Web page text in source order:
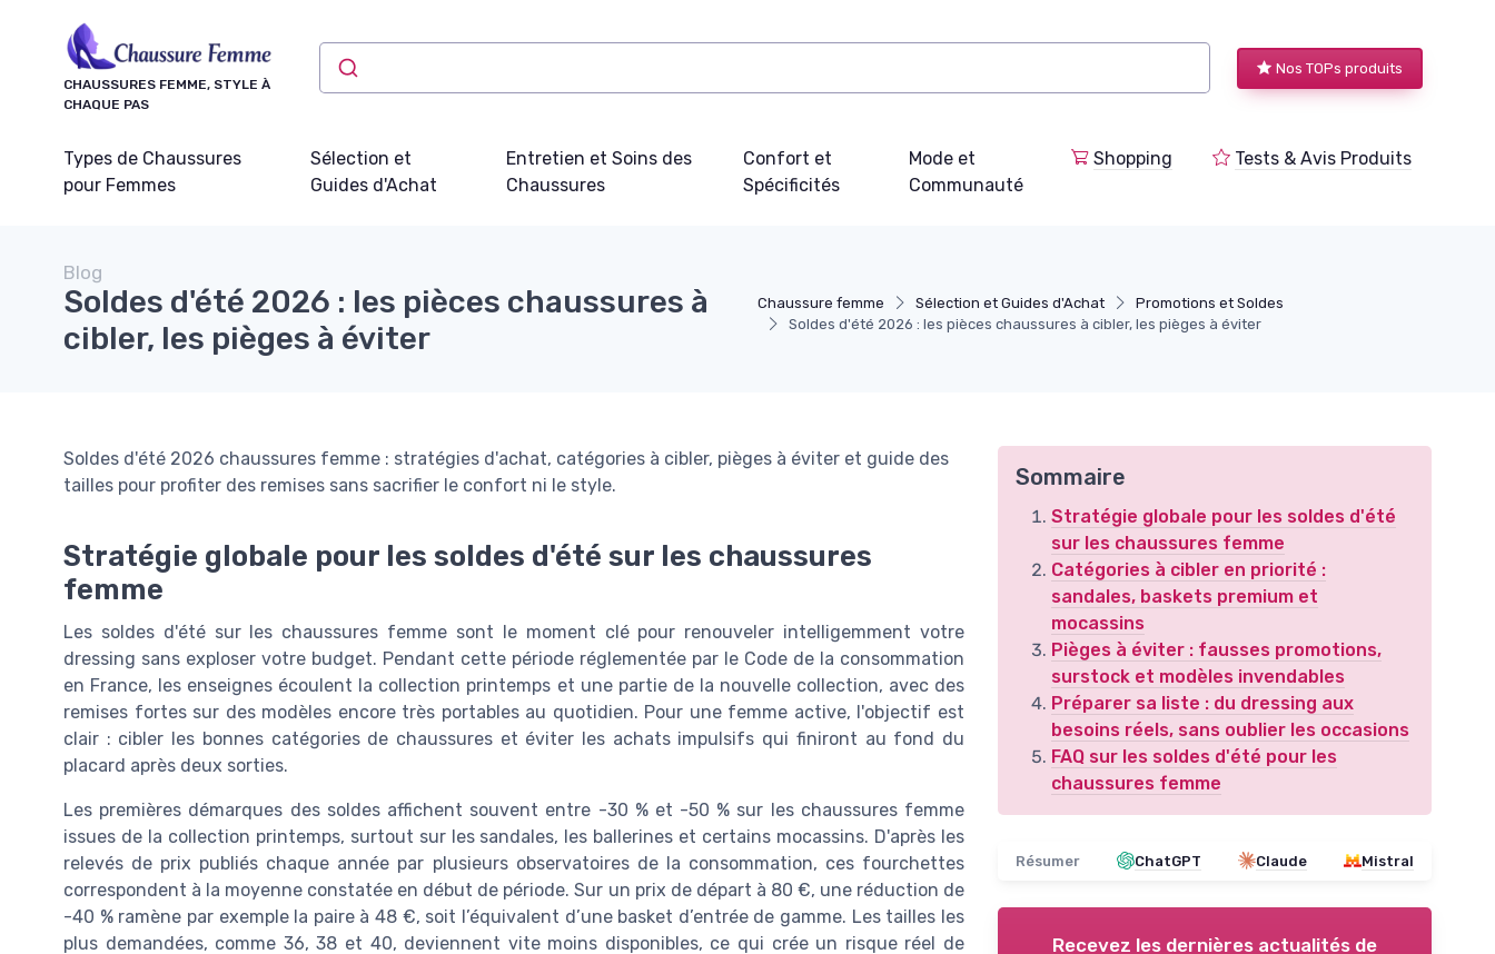
CHAUSSURES FEMME, STYLE À
CHAQUE PAS
Nos TOPs produits
Types de Chaussures
pour Femmes
Sélection et
Guides d'Achat
Entretien et Soins des
Chaussures
Confort et
Spécificités
Mode et
Communauté
Shopping Tests & Avis Produits
Chaussure femme Sélection et Guides d'Achat
Promotions et Soldes
Soldes d'été 2026 : les pièces chaussures à cibler, les pièges à éviter
Blog
Soldes d'été 2026 : les pièces chaussures à
cibler, les pièges à éviter
Soldes d'été 2026 chaussures femme : stratégies d'achat, catégories à cibler, pièges à éviter et guide des
tailles pour profiter des remises sans sacrifier le confort ni le style.
Stratégie globale pour les soldes d'été sur les chaussures
femme
Les soldes d'été sur les chaussures femme sont le moment clé pour renouveler intelligemment votre
dressing sans exploser votre budget. Pendant cette période réglementée par le Code de la consommation
en France, les enseignes écoulent la collection printemps et une partie de la nouvelle collection, avec des
remises fortes sur des modèles encore très portables au quotidien. Pour une femme active, l'objectif est
clair : cibler les bonnes catégories de chaussures et éviter les achats impulsifs qui finiront au fond du
placard après deux sorties.
Les premières démarques des soldes affichent souvent entre -30 % et -50 % sur les chaussures femme
issues de la collection printemps, surtout sur les sandales, les ballerines et certains mocassins. D'après les
relevés de prix publiés chaque année par plusieurs observatoires de la consommation, ces fourchettes
correspondent à la moyenne constatée en début de période. Sur un prix de départ à 80 €, une réduction de
-40 % ramène par exemple la paire à 48 €, soit l’équivalent d’une basket d’entrée de gamme. Les tailles les
plus demandées, comme 36, 38 et 40, deviennent vite moins disponibles, ce qui crée un risque réel de
Sommaire
Stratégie globale pour les soldes d'été
sur les chaussures femme
Catégories à cibler en priorité :
sandales, baskets premium et
mocassins
Pièges à éviter : fausses promotions,
surstock et modèles invendables
Préparer sa liste : du dressing aux
besoins réels, sans oublier les occasions
FAQ sur les soldes d'été pour les
chaussures femme
Résumer ChatGPT Claude Mistral
Recevez les dernières actualités de